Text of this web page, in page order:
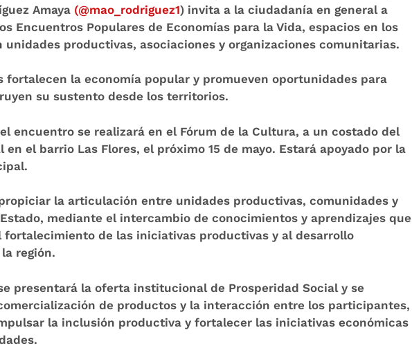
Amaya (@mao_rodriguez1) invita a la ciudadanía en general a
Encuentros Populares de Economías para la Vida, espacios en los
productivas, asociaciones y organizaciones comunitarias.
fortalecen la economía popular y promueven oportunidades para
su sustento desde los territorios.
encuentro se realizará en el Fórum de la Cultura, a un costado del
el barrio Las Flores, el próximo 15 de mayo. Estará apoyado por la
la articulación entre unidades productivas, comunidades y
mediante el intercambio de conocimientos y aprendizajes que
fortalecimiento de las iniciativas productivas y al desarrollo
región.
presentará la oferta institucional de Prosperidad Social y se
de productos y la interacción entre los participantes,
la inclusión productiva y fortalecer las iniciativas económicas